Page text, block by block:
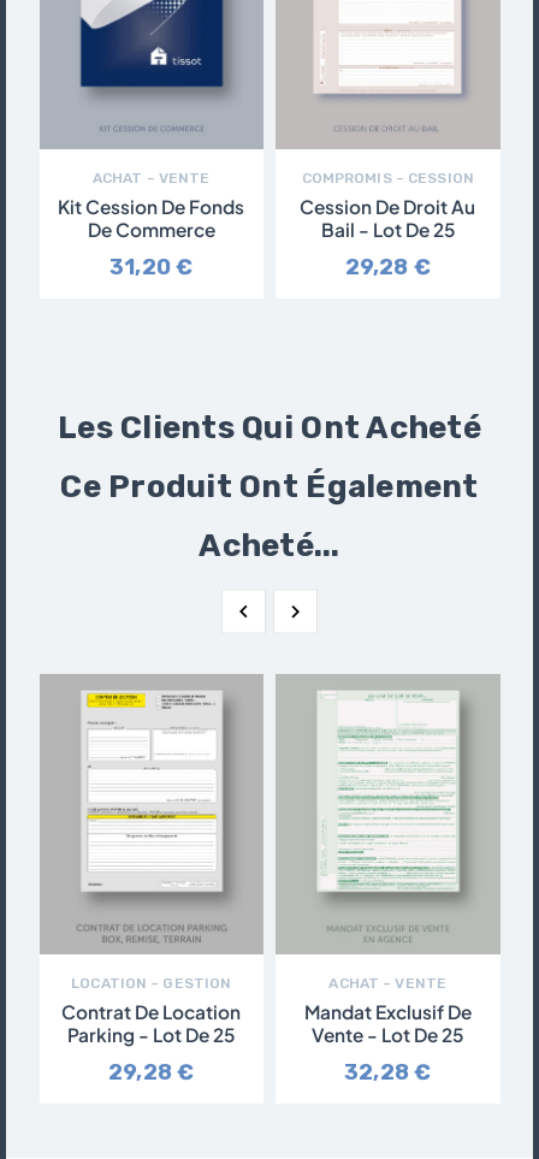
ACHAT – VENTE
Kit Cession De Fonds
De Commerce
31,20 €
COMPROMIS – CESSION
Cession De Droit Au
Bail - Lot De 25
29,28 €
Les Clients Qui Ont Acheté
Ce Produit Ont Également
Acheté...
 
LOCATION – GESTION
Contrat De Location
Parking - Lot De 25
29,28 €
ACHAT – VENTE
Mandat Exclusif De
Vente - Lot De 25
32,28 €